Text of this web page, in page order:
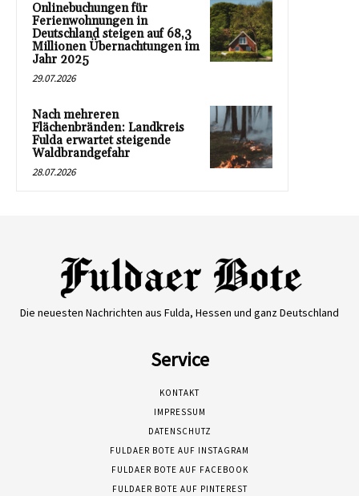
Onlinebuchungen für
Ferienwohnungen in
Deutschland steigen auf 68,3
Millionen Übernachtungen im
Jahr 2025
29.07.2026
Nach mehreren
Flächenbränden: Landkreis
Fulda erwartet steigende
Waldbrandgefahr
28.07.2026
Die neuesten Nachrichten aus Fulda, Hessen und ganz Deutschland
Service
KONTAKT
IMPRESSUM
DATENSCHUTZ
FULDAER BOTE AUF INSTAGRAM
FULDAER BOTE AUF FACEBOOK
FULDAER BOTE AUF PINTEREST